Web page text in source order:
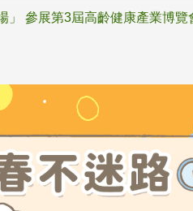
」 參展第3屆高齡健康產業博覽